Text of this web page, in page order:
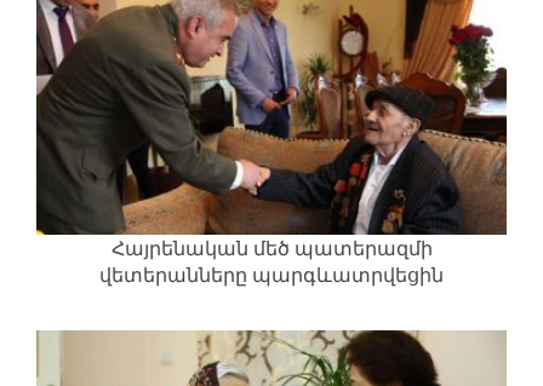
Հայրենական մեծ պատերազմի
վետերանները պարգևատրվեցին